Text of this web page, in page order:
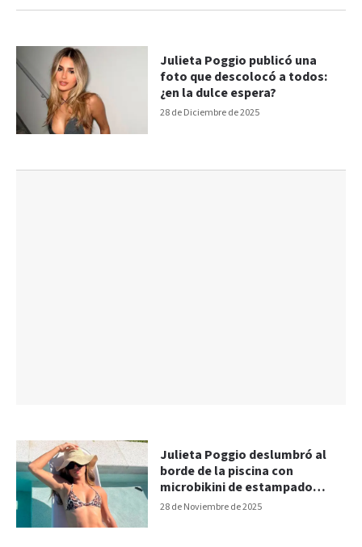
28 de Diciembre de 2025
Julieta Poggio publicó una
foto que descolocó a todos:
¿en la dulce espera?
28 de Noviembre de 2025
Julieta Poggio deslumbró al
borde de la piscina con
microbikini de estampado
leopardo